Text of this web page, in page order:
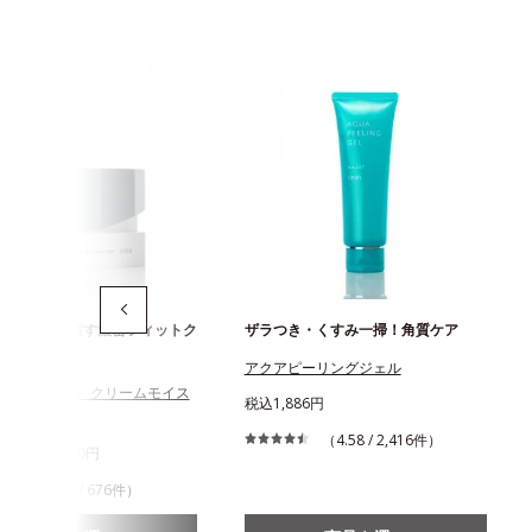
弾力感を宿す濃密フィットク
ユー ドット クリームモイス
円～3,960円
（4.22 / 676件）
ザラつき・くすみ一掃！角質ケア
アクアピーリングジェル
税込1,886円
（4.58 / 2,416件）